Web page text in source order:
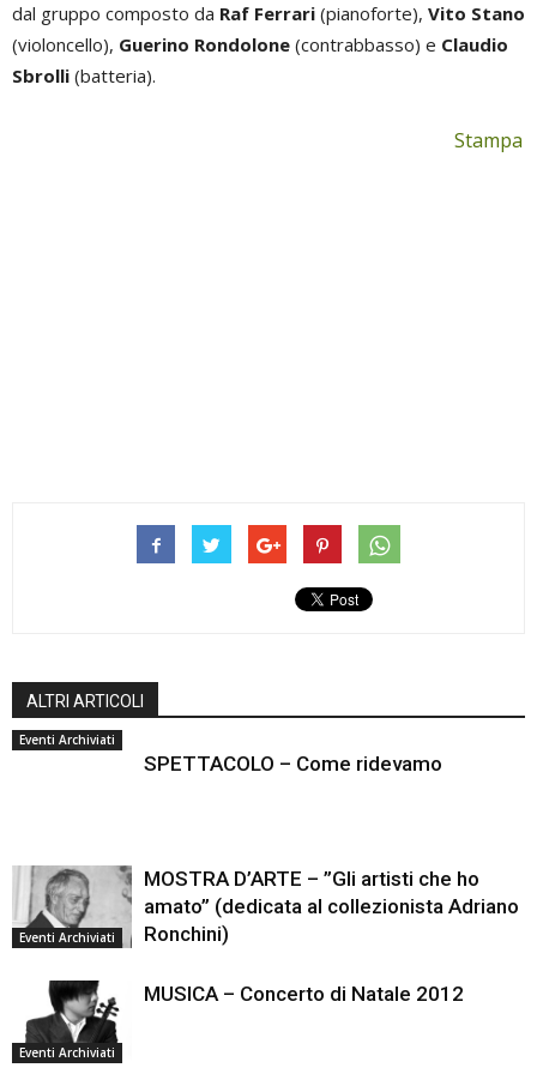
dal gruppo composto da Raf Ferrari (pianoforte), Vito Stano
(violoncello), Guerino Rondolone (contrabbasso) e Claudio
Sbrolli (batteria).
Stampa
ALTRI ARTICOLI
Eventi Archiviati
SPETTACOLO – Come ridevamo
Eventi Archiviati
MOSTRA D’ARTE – ”Gli artisti che ho
amato” (dedicata al collezionista Adriano
Ronchini)
Eventi Archiviati
MUSICA – Concerto di Natale 2012